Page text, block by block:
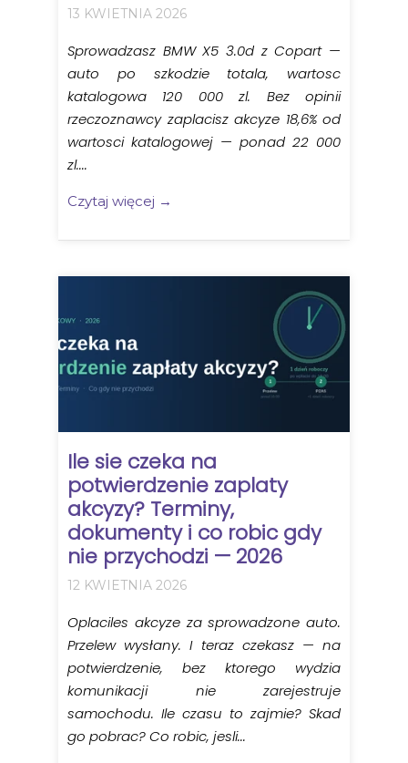
13 KWIETNIA 2026
Sprowadzasz BMW X5 3.0d z Copart —
auto po szkodzie totala, wartosc
katalogowa 120 000 zl. Bez opinii
rzeczoznawcy zaplacisz akcyze 18,6% od
wartosci katalogowej — ponad 22 000
zl....
Czytaj więcej →
Ile sie czeka na
potwierdzenie zaplaty
akcyzy? Terminy,
dokumenty i co robic gdy
nie przychodzi — 2026
12 KWIETNIA 2026
Oplaciles akcyze za sprowadzone auto.
Przelew wysłany. I teraz czekasz — na
potwierdzenie, bez ktorego wydzia
komunikacji nie zarejestruje
samochodu. Ile czasu to zajmie? Skad
go pobrac? Co robic, jesli...